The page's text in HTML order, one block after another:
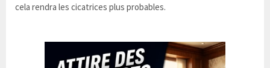
cela rendra les cicatrices plus probables.